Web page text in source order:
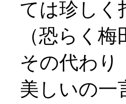
ては珍しく
（恐らく
その代わり
美しいの一